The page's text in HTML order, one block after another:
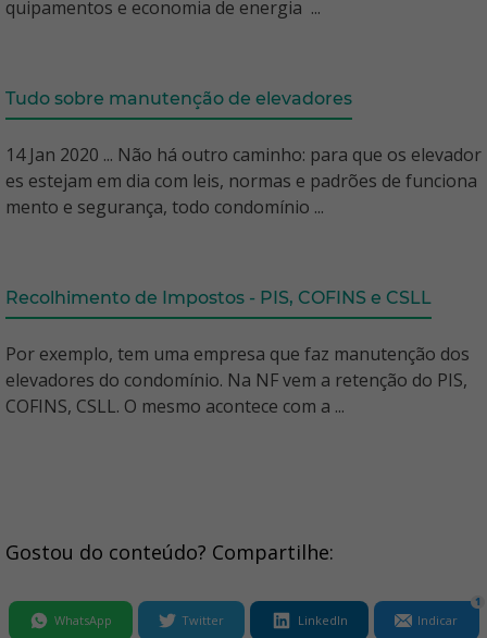
quipamentos e economia de energia ...
Tudo sobre manutenção de elevadores
14 Jan 2020 ... Não há outro caminho: para que os elevador
es estejam em dia com leis, normas e padrões de funciona
mento e segurança, todo condomínio ...
Recolhimento de Impostos - PIS, COFINS e CSLL
Por exemplo, tem uma empresa que faz manutenção dos
elevadores do condomínio. Na NF vem a retenção do PIS,
COFINS, CSLL. O mesmo acontece com a ...
Gostou do conteúdo? Compartilhe:
WhatsApp Twitter LinkedIn Indicar
1